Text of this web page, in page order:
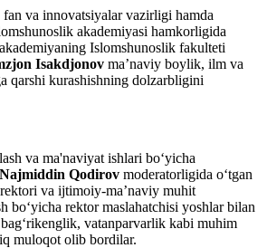
va innovatsiyalar vazirligi hamda
akademiyasi hamkorligida
Islomshunoslik fakulteti
Isakdjonov ma’naviy boylik, ilm va
qarshi kurashishning dolzarbligini
va ma'naviyat ishlari bo‘yicha
Najmiddin Qodirov moderatorligida o‘tgan
va ijtimoiy-maʼnaviy muhit
boʻyicha rektor maslahatchisi yoshlar bilan
vatanparvarlik kabi muhim
muloqot olib bordilar.